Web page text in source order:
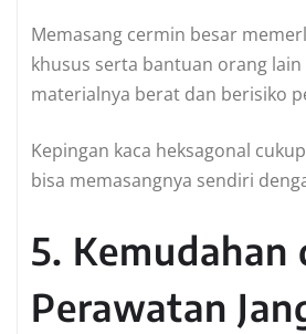
Memasang cermin besar
khusus serta bantuan orang
materialnya berat dan berisiko
Kepingan kaca heksagonal
bisa memasangnya sendiri
5. Kemudahan
Perawatan